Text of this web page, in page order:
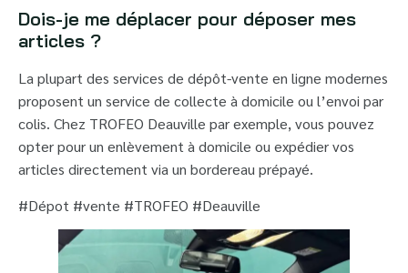
Dois-je me déplacer pour déposer mes
articles ?
La plupart des services de dépôt-vente en ligne modernes
proposent un service de collecte à domicile ou l’envoi par
colis. Chez TROFEO Deauville par exemple, vous pouvez
opter pour un enlèvement à domicile ou expédier vos
articles directement via un bordereau prépayé.
#Dépot #vente #TROFEO #Deauville